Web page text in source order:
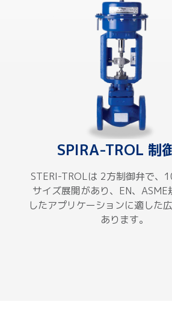
SPIRA-TROL 制
STERI-TROLは 2方制御弁で、
サイズ展開があり、EN、ASME
したアプリケーションに適した
あります。